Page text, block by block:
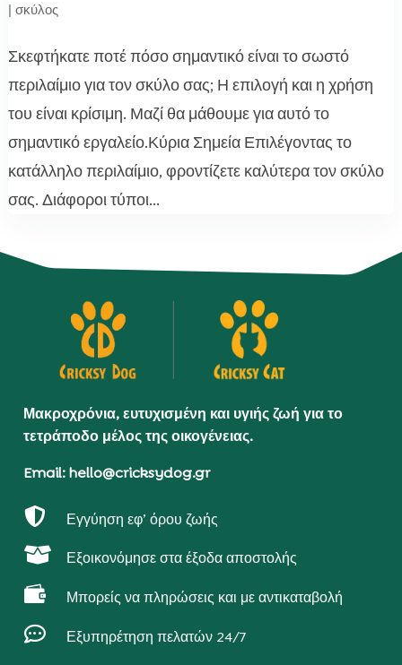
| σκύλος
Σκεφτήκατε ποτέ πόσο σημαντικό είναι το σωστό
περιλαίμιο για τον σκύλο σας; Η επιλογή και η χρήση
του είναι κρίσιμη. Μαζί θα μάθουμε για αυτό το
σημαντικό εργαλείο.Κύρια Σημεία Επιλέγοντας το
κατάλληλο περιλαίμιο, φροντίζετε καλύτερα τον σκύλο
σας. Διάφοροι τύποι...
Μακροχρόνια, ευτυχισμένη και υγιής ζωή για το
τετράποδο μέλος της οικογένειας.
Email: hello@cricksydog.gr
 Εγγύηση εφ’ όρου ζωής
 Εξοικονόμησε στα έξοδα αποστολής
 Μπορείς να πληρώσεις και με αντικαταβολή
 Εξυπηρέτηση πελατών 24/7